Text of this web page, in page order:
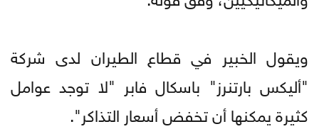
ويقول الخبير في قطاع الطيران لدى شركة
"أليكس بارتنرز" باسكال فابر "لا توجد عوامل
كثيرة يمكنها أن تخفض أسعار التذاكر".